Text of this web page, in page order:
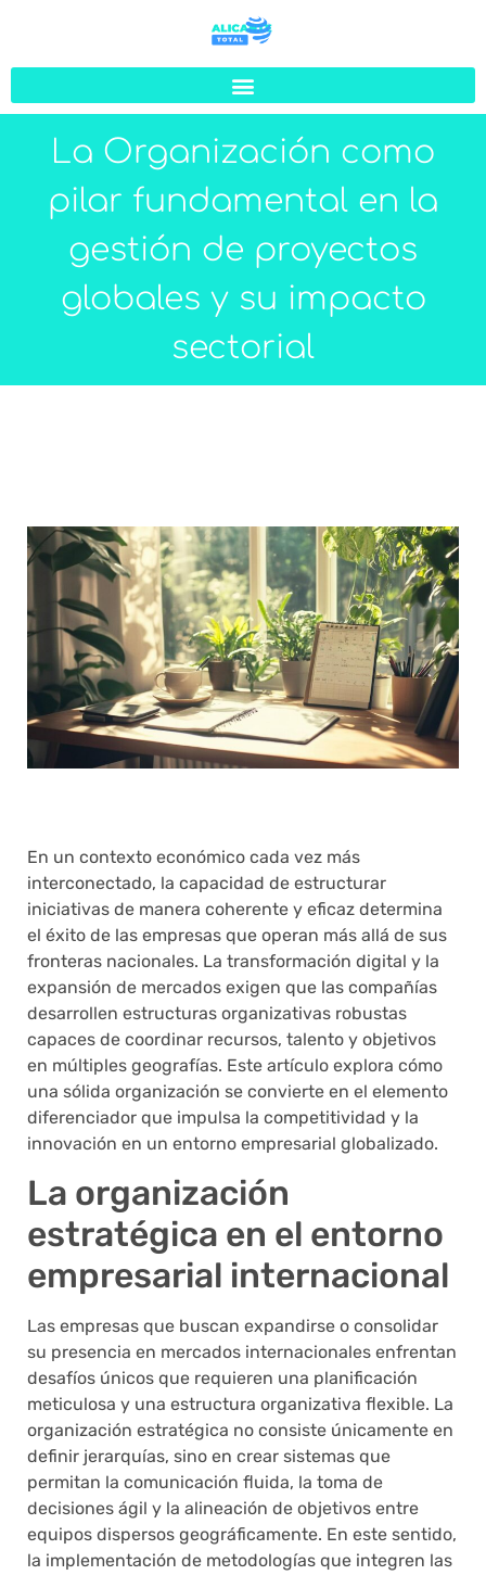
La Organización como
pilar fundamental en la
gestión de proyectos
globales y su impacto
sectorial
En un contexto económico cada vez más
interconectado, la capacidad de estructurar
iniciativas de manera coherente y eficaz determina
el éxito de las empresas que operan más allá de sus
fronteras nacionales. La transformación digital y la
expansión de mercados exigen que las compañías
desarrollen estructuras organizativas robustas
capaces de coordinar recursos, talento y objetivos
en múltiples geografías. Este artículo explora cómo
una sólida organización se convierte en el elemento
diferenciador que impulsa la competitividad y la
innovación en un entorno empresarial globalizado.
La organización
estratégica en el entorno
empresarial internacional
Las empresas que buscan expandirse o consolidar
su presencia en mercados internacionales enfrentan
desafíos únicos que requieren una planificación
meticulosa y una estructura organizativa flexible. La
organización estratégica no consiste únicamente en
definir jerarquías, sino en crear sistemas que
permitan la comunicación fluida, la toma de
decisiones ágil y la alineación de objetivos entre
equipos dispersos geográficamente. En este sentido,
la implementación de metodologías que integren las